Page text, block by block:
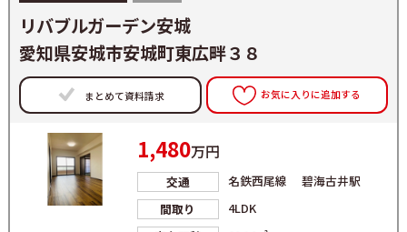
リバブルガーデン安城
愛知県安城市安城町東広畔３８
まとめて資料請求 お気に入りに追加する
1,480万円
交通
名鉄西尾線 碧海古井駅
間取り
4LDK